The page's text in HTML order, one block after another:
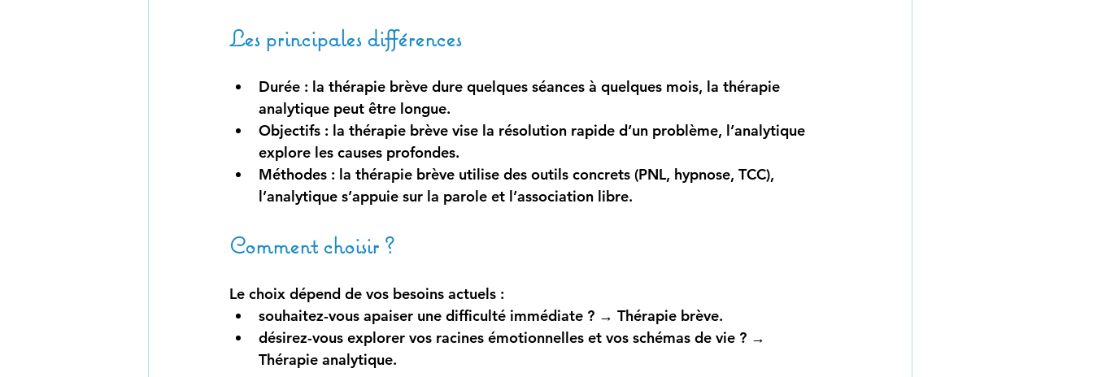
Les principales différences
Durée : la thérapie brève dure quelques séances à quelques mois, la thérapie
analytique peut être longue.
Objectifs : la thérapie brève vise la résolution rapide d’un problème, l’analytique
explore les causes profondes.
Méthodes : la thérapie brève utilise des outils concrets (PNL, hypnose, TCC),
l’analytique s’appuie sur la parole et l’association libre.
Comment choisir ?
Le choix dépend de vos besoins actuels :
souhaitez-vous apaiser une difficulté immédiate ? → Thérapie brève.
désirez-vous explorer vos racines émotionnelles et vos schémas de vie ? →
Thérapie analytique.